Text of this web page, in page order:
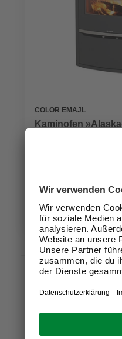
COLOR EMAJL
Kaminofen
Zustellung 10.08. - 12.08.